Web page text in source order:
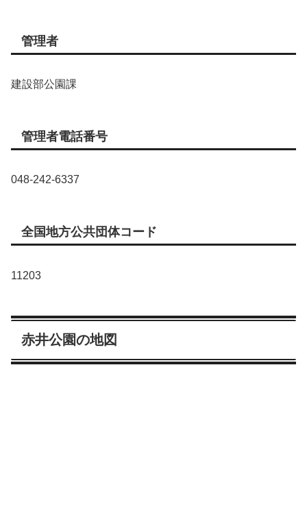
管理者
建設部公園課
管理者電話番号
048-242-6337
全国地方公共団体コード
11203
赤井公園の地図